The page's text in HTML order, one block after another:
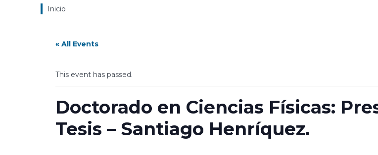
Inicio
« All Events
This event has passed.
Doctorado en Ciencias Físicas:
Tesis – Santiago Henríquez.